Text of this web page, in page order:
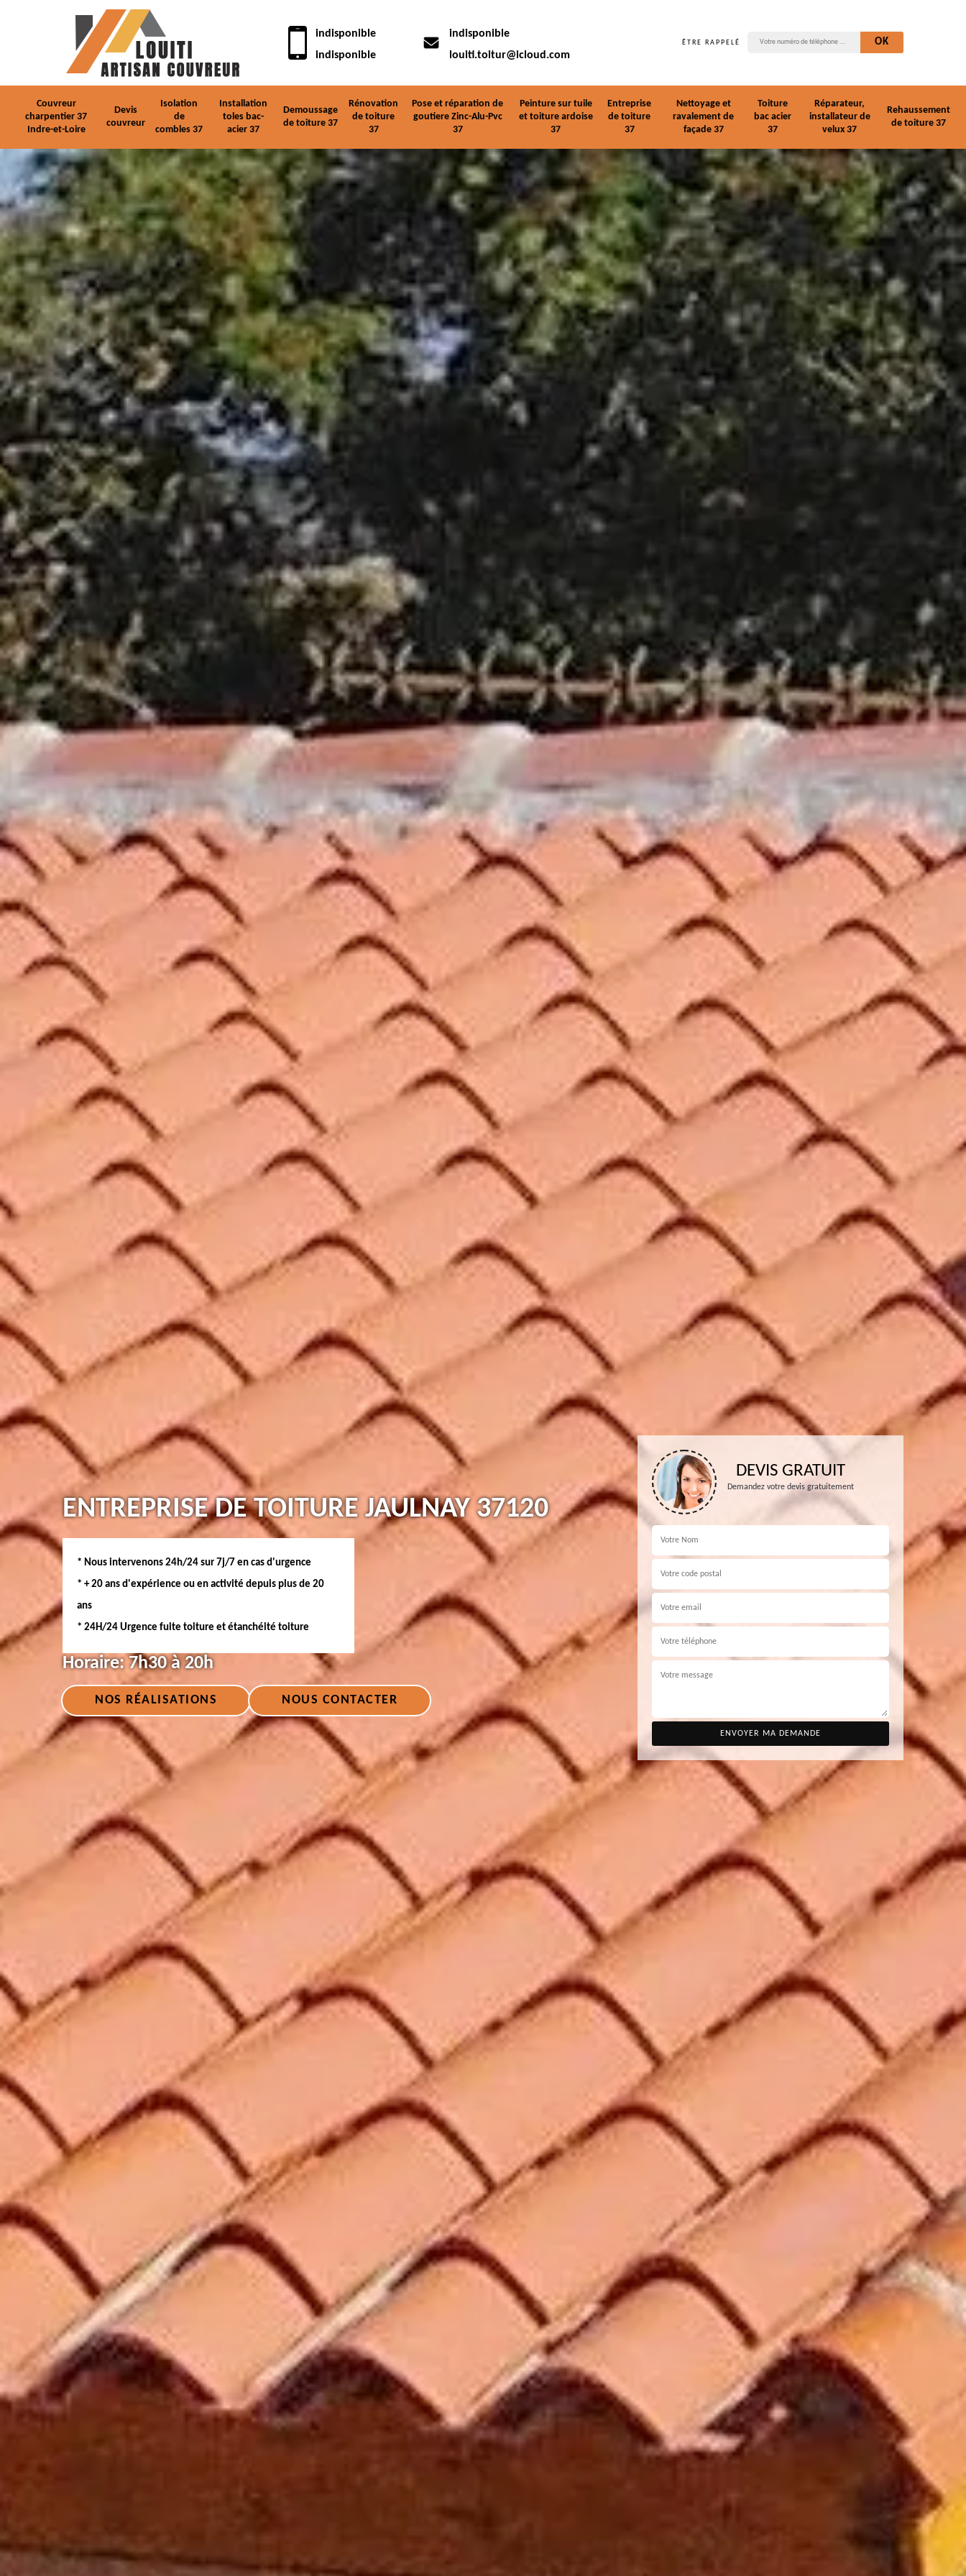
indisponible
indisponible
indisponible
louiti.toitur@icloud.com
ÊTRE RAPPELÉ
Couvreur
charpentier 37
Indre-et-Loire
Devis
couvreur
Isolation
de
combles 37
Installation
toles bac-
acier 37
Demoussage
de toiture 37
Rénovation
de toiture
37
Pose et réparation de
goutiere Zinc-Alu-Pvc
37
Peinture sur tuile
et toiture ardoise
37
Entreprise
de toiture
37
Nettoyage et
ravalement de
façade 37
Toiture
bac acier
37
Réparateur,
installateur de
velux 37
Rehaussement
de toiture 37
ENTREPRISE DE TOITURE JAULNAY 37120
* Nous intervenons 24h/24 sur 7j/7 en cas d'urgence
* + 20 ans d'expérience ou en activité depuis plus de 20
ans
* 24H/24 Urgence fuite toiture et étanchéité toiture
Horaire:7h30 à 20h
NOS RÉALISATIONS NOUS CONTACTER
DEVIS GRATUIT
Demandez votre devis gratuitement